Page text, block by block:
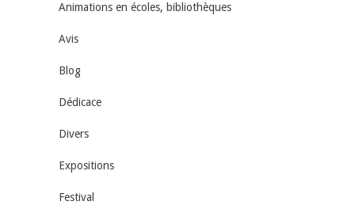
Animations en écoles, bibliothèques
Avis
Blog
Dédicace
Divers
Expositions
Festival